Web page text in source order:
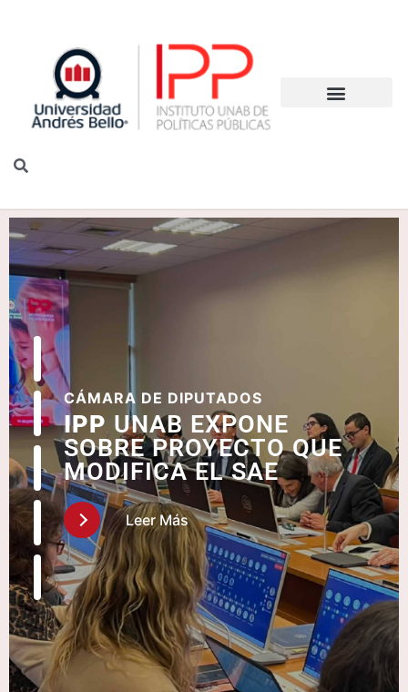
CÁMARA DE DIPUTADOS
IPP UNAB EXPONE
SOBRE PROYECTO QUE
MODIFICA EL SAE
Leer Más